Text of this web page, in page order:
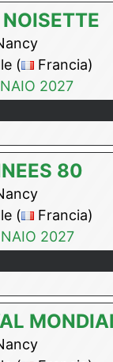
(
Francia)
2027
80
(
Francia)
2027